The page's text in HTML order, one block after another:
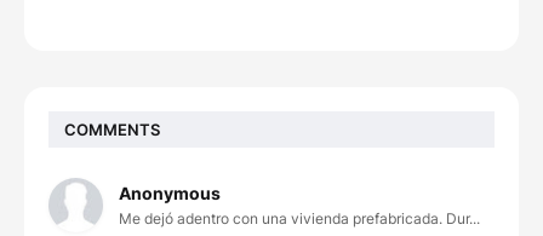
COMMENTS
Anonymous
Me dejó adentro con una vivienda prefabricada. Dur...